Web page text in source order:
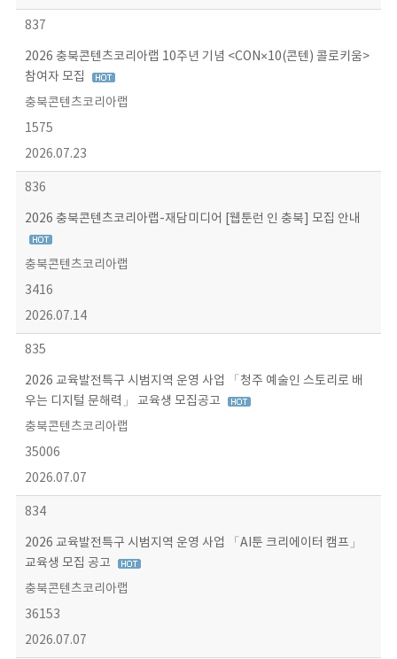
837
2026 충북콘텐츠코리아랩 10주년 기념 <CON×10(콘텐) 콜로키움>
참여자 모집
충북콘텐츠코리아랩
1575
2026.07.23
836
2026 충북콘텐츠코리아랩-재담미디어 [웹툰런 인 충북] 모집 안내
충북콘텐츠코리아랩
3416
2026.07.14
835
2026 교육발전특구 시범지역 운영 사업 「청주 예술인 스토리로 배
우는 디지털 문해력」 교육생 모집공고
충북콘텐츠코리아랩
35006
2026.07.07
834
2026 교육발전특구 시범지역 운영 사업 「AI툰 크리에이터 캠프」
교육생 모집 공고
충북콘텐츠코리아랩
36153
2026.07.07